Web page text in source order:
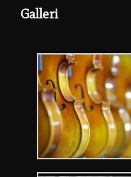
Galleri